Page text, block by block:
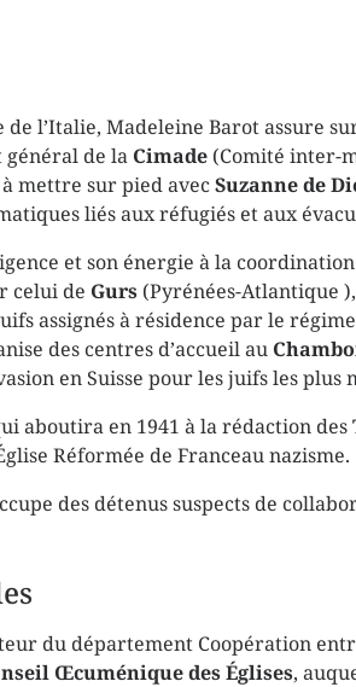
de l’Italie, Madeleine Barot assure
de la Cimade (Comité inter-
mettre sur pied avecSuzanne de
liés aux réfugiés et aux
et son énergie à la coordination
celui de Gurs (Pyrénées-Atlantique
assignés à résidence par le
des centres d’accueil au
en Suisse pour les juifs les plus
aboutira en 1941 à la rédaction des
Réformée de Franceau nazisme.
des détenus suspects de
du département Coopération
Œcuménique des Églises,